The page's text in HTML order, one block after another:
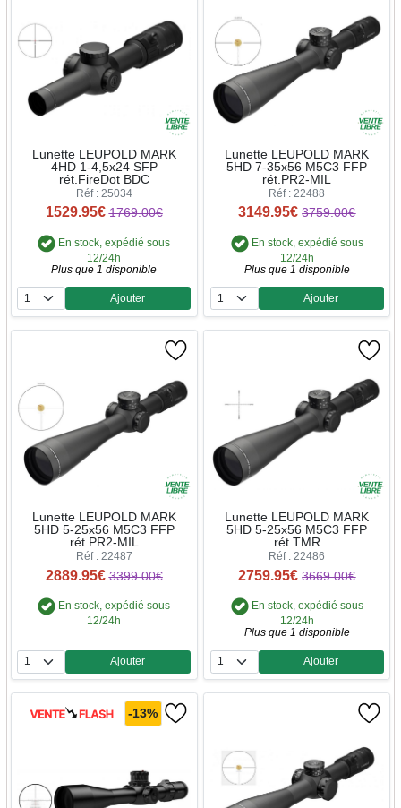
Lunette LEUPOLD MARK
4HD 1-4,5x24 SFP
rét.FireDot BDC
Réf : 25034
1529.95€ 1769.00€
En stock, expédié sous
12/24h
Plus que 1 disponible
Quantité
Ajouter
Lunette LEUPOLD MARK
5HD 7-35x56 M5C3 FFP
rét.PR2-MIL
Réf : 22488
3149.95€ 3759.00€
En stock, expédié sous
12/24h
Plus que 1 disponible
Quantité
Ajouter
Lunette LEUPOLD MARK
5HD 5-25x56 M5C3 FFP
rét.PR2-MIL
Réf : 22487
2889.95€ 3399.00€
En stock, expédié sous
12/24h
Quantité
Ajouter
Lunette LEUPOLD MARK
5HD 5-25x56 M5C3 FFP
rét.TMR
Réf : 22486
2759.95€ 3669.00€
En stock, expédié sous
12/24h
Plus que 1 disponible
Quantité
Ajouter
-13%